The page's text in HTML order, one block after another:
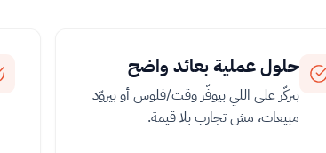
حلول عملية بعائد واضح
بنركّز على اللي بيوفّر وقت/فلوس أو بيزوّد
مبيعات، مش تجارب بلا قيمة.